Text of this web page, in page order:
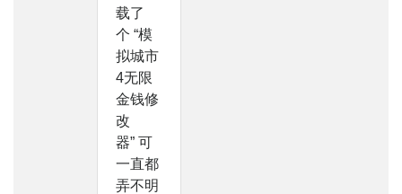
载了
个 “模
拟城市
4无限
金钱修
改
器” 可
一直都
弄不明